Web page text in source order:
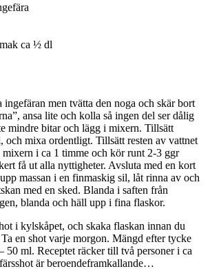
ca ½ dl
men tvätta den noga och skär bort
ansa lite och kolla så ingen del ser dålig
mindre bitar och lägg i mixern. Tillsätt
och mixa ordentligt. Tillsätt resten av vattnet
i ca 1 timme och kör runt 2-3 ggr
få ut alla nyttigheter. Avsluta med en kort
massan i en finmaskig sil, låt rinna av och
med en sked. Blanda i saften från
blanda och häll upp i fina flaskor.
i kylskåpet, och skaka flaskan innan du
en shot varje morgon. Mängd efter tycke
50 ml. Receptet räcker till två personer i ca
är beroendeframkallande…